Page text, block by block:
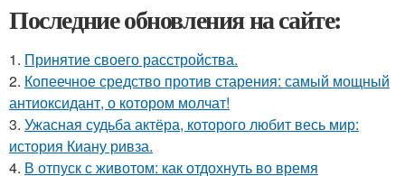
Последние обновления на сайте:
1. Принятие своего расстройства.
2. Копеечное средство против старения: самый мощный
антиоксидант, о котором молчат!
3. Ужасная судьба актёра, которого любит весь мир:
история Киану ривза.
4. В отпуск с животом: как отдохнуть во время